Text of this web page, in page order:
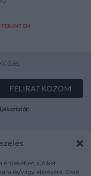
érdekében sütiket
és/vagy elérésére. Ezen